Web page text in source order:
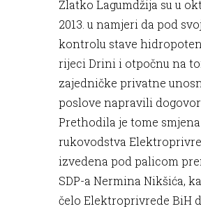
Zlatko Lagumdžija su u
2013. u namjeri da pod
kontrolu stave
rijeci Drini i otpočnu na
zajedničke privatne
poslove napravili
Prethodila je tome smjena
rukovodstva
izvedena pod palicom
SDP-a Nermina Nikšića,
čelo Elektroprivrede BiH